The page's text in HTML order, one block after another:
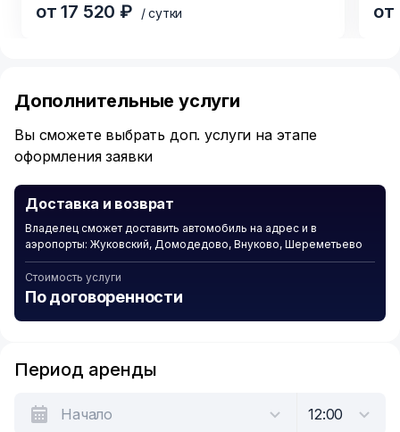
от 17 520 ₽ / сутки от
of
6
Дополнительные услуги
Вы сможете выбрать доп. услуги на этапе
оформления заявки
Доставка и возврат
Владелец сможет доставить автомобиль на адрес и в
аэропорты: Жуковский, Домодедово, Внуково, Шереметьево
Стоимость услуги
По договоренности
Период аренды